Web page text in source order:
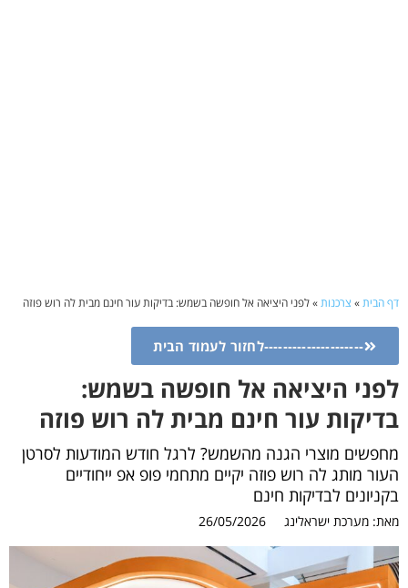
דף הבית» צרכנות»לפני היציאה אל חופשה בשמש: בדיקות עור חינם מבית לה רוש פוזה
---------------------לחזור לעמוד הבית
לפני היציאה אל חופשה בשמש:
בדיקות עור חינם מבית לה רוש פוזה
מחפשים מוצרי הגנה מהשמש? לרגל חודש המודעות לסרטן
העור מותג לה רוש פוזה יקיים מתחמי פופ אפ ייחודיים
בקניונים לבדיקות חינם
מאת: מערכת ישראלינג 26/05/2026